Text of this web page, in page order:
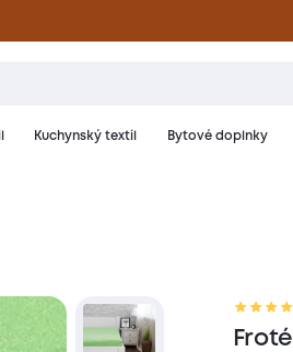
Kuchynský textil Bytové doplnky